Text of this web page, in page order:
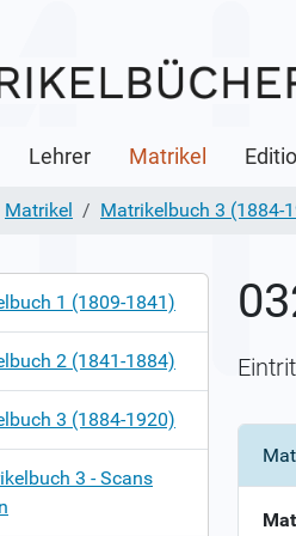
Lehrer Matrikel
Matrikel Matrikelbuch 3 (1884-
1 (1809-1841)
2 (1841-1884)
3 (1884-1920)
3 - Scans